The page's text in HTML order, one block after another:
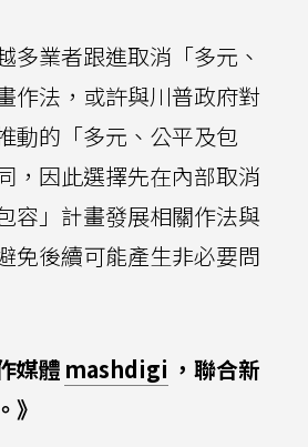
多業者跟進取消「多元、
作法，或許與川普政府對
動的「多元、公平及包
，因此選擇先在內部取消
容」計畫發展相關作法與
免後續可能產生非必要問
媒體 mashdigi ，聯合新
》